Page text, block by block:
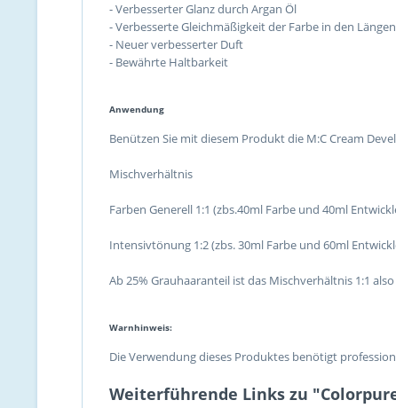
- Verbesserter Glanz durch Argan Öl
- Verbesserte Gleichmäßigkeit der Farbe in den
- Neuer verbesserter Duft
- Bewährte Haltbarkeit
Anwendung
Benützen Sie mit diesem Produkt die M:C Cream
Mischverhältnis
Farben Generell 1:1 (zbs.40ml Farbe und 40ml
Intensivtönung 1:2 (zbs. 30ml Farbe und 60ml
Ab 25% Grauhaaranteil ist das Mischverhältnis 1:1
Warnhinweis:
Die Verwendung dieses Produktes benötigt
Weiterführende Links zu